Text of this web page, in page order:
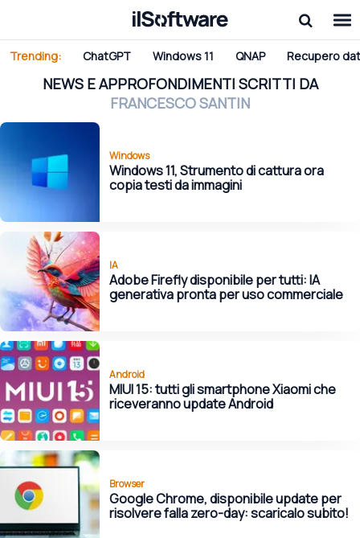
Trending: ChatGPT Windows 11 QNAP Recupero
NEWS E APPROFONDIMENTI SCRITTI DA
FRANCESCO SANTIN
Windows
Windows 11, Strumento di cattura ora
copia testi da immagini
IA
Adobe Firefly disponibile per tutti: IA
generativa pronta per uso commerciale
Android
MIUI 15: tutti gli smartphone Xiaomi che
riceveranno update Android
Browser
Google Chrome, disponibile update per
risolvere falla zero-day: scaricalo subito!